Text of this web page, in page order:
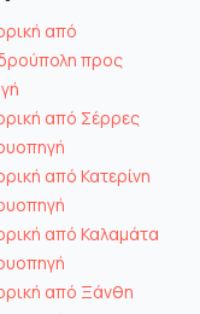
από
προς
από Σέρρες
από Κατερίνη
από Καλαμάτα
από Ξάνθη